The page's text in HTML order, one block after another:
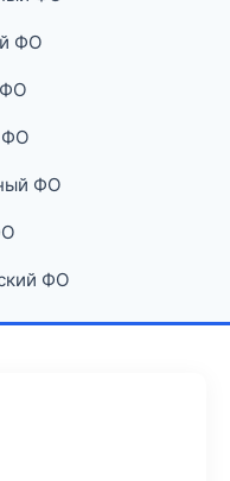
ФО
ФО
ФО
ФО
ФО